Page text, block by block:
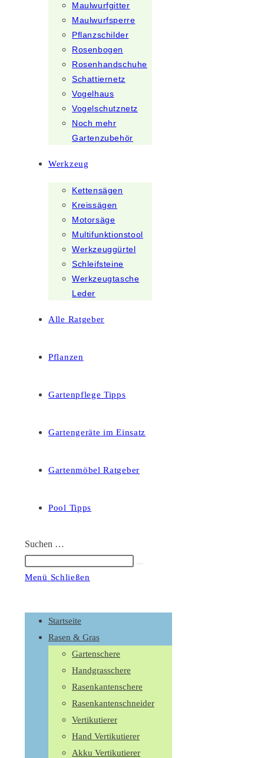
Maulwurfgitter
Maulwurfsperre
Pflanzschilder
Rosenbogen
Rosenhandschuhe
Schattiernetz
Vogelhaus
Vogelschutznetz
Noch mehr
Gartenzubehör
Werkzeug
Kettensägen
Kreissägen
Motorsäge
Multifunktionstool
Werkzeuggürtel
Schleifsteine
Werkzeugtasche
Leder
Alle Ratgeber
Pflanzen
Gartenpflege Tipps
Gartengeräte im Einsatz
Gartenmöbel Ratgeber
Pool Tipps
Suchen …
Menü Schließen
Button
einzuklappen
Startseite
Rasen & Gras
Gartenschere
Handgrasschere
Rasenkantenschere
Rasenkantenschneider
Vertikutierer
Hand Vertikutierer
Akku Vertikutierer